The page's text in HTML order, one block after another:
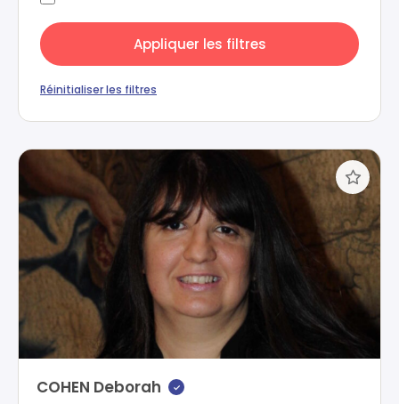
Appliquer les filtres
Réinitialiser les filtres
COHEN Deborah ✓